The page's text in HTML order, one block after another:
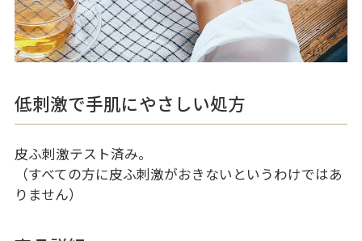
低刺激で手肌にやさしい処方
皮ふ刺激テスト済み。
（すべての方に皮ふ刺激がおきないというわけではあ
りません）